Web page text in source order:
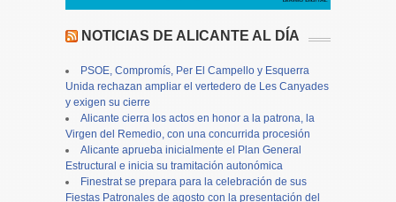
NOTICIAS DE ALICANTE AL DÍA
PSOE, Compromís, Per El Campello y Esquerra
Unida rechazan ampliar el vertedero de Les Canyades
y exigen su cierre
Alicante cierra los actos en honor a la patrona, la
Virgen del Remedio, con una concurrida procesión
Alicante aprueba inicialmente el Plan General
Estructural e inicia su tramitación autonómica
Finestrat se prepara para la celebración de sus
Fiestas Patronales de agosto con la presentación del